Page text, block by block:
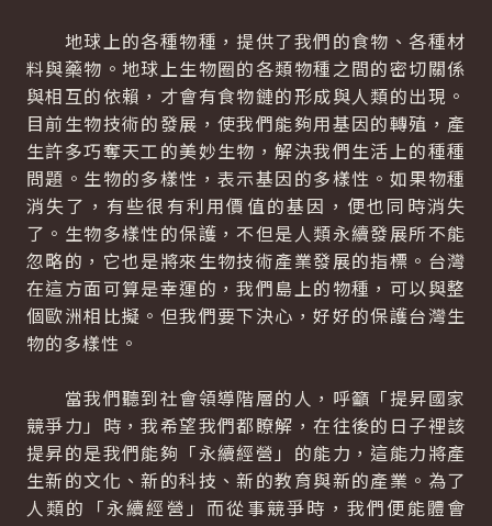
地球上的各種物種，提供了我們的食物、各種材
料與藥物。地球上生物圈的各類物種之間的密切關係
與相互的依賴，才會有食物鏈的形成與人類的出現。
目前生物技術的發展，使我們能夠用基因的轉殖，產
生許多巧奪天工的美妙生物，解決我們生活上的種種
問題。生物的多樣性，表示基因的多樣性。如果物種
消失了，有些很有利用價值的基因，便也同時消失
了。生物多樣性的保護，不但是人類永續發展所不能
忽略的，它也是將來生物技術產業發展的指標。台灣
在這方面可算是幸運的，我們島上的物種，可以與整
個歐洲相比擬。但我們要下決心，好好的保護台灣生
物的多樣性。
當我們聽到社會領導階層的人，呼籲「提昇國家
競爭力」時，我希望我們都瞭解，在往後的日子裡該
提昇的是我們能夠「永續經營」的能力，這能力將產
生新的文化、新的科技、新的教育與新的產業。為了
人類的「永續經營」而從事競爭時，我們便能體會